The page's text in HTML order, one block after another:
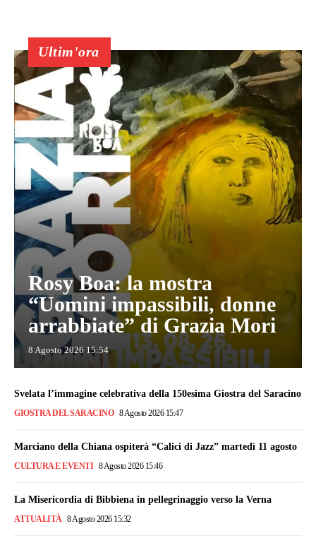
Ultim'ora
Rosy Boa: la mostra
“Uomini impassibili, donne
arrabbiate” di Grazia Mori
8 Agosto 2026 15:54
Svelata l’immagine celebrativa della 150esima Giostra del Saracino
GIOSTRA DEL SARACINO 8 Agosto 2026 15:47
Marciano della Chiana ospiterà “Calici di Jazz” martedì 11 agosto
CULTURA E EVENTI 8 Agosto 2026 15:46
La Misericordia di Bibbiena in pellegrinaggio verso la Verna
ATTUALITÀ 8 Agosto 2026 15:32